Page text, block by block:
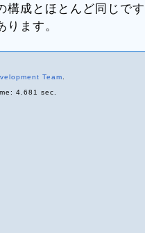
構成とほとんど同じで
ります。
Team
4.681 sec.